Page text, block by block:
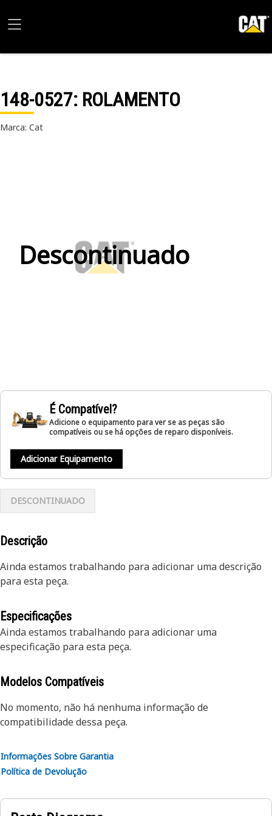
148-0527: ROLAMENTO
Marca: Cat
Descontinuado
É Compatível?
Adicione o equipamento para ver se as peças são
compatíveis ou se há opções de reparo disponíveis.
Adicionar Equipamento
DESCONTINUADO
Descrição
Ainda estamos trabalhando para adicionar uma descrição
para esta peça.
Especificações
Ainda estamos trabalhando para adicionar uma
especificação para esta peça.
Modelos Compatíveis
No momento, não há nenhuma informação de
compatibilidade dessa peça.
Informações Sobre Garantia
Política de Devolução